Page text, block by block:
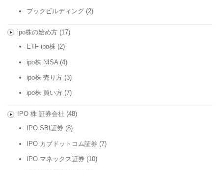
ブックビルディング (2)
ipo株の始め方(17)
ETF ipo株 (2)
ipo株 NISA (4)
ipo株 売り方 (3)
ipo株 買い方 (7)
IPO 株 証券会社 (48)
IPO SBI証券 (8)
IPO カブドットコム証券 (7)
IPO マネックス証券 (10)